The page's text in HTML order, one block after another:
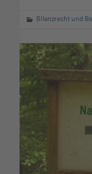
Bilanzrecht und